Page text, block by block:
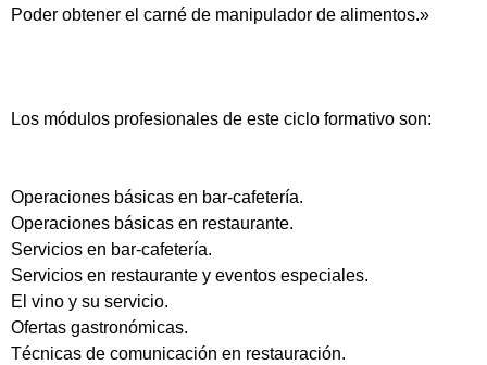
Poder obtener el carné de manipulador de alimentos.»
Los módulos profesionales de este ciclo formativo son:
Operaciones básicas en bar-cafetería.
Operaciones básicas en restaurante.
Servicios en bar-cafetería.
Servicios en restaurante y eventos especiales.
El vino y su servicio.
Ofertas gastronómicas.
Técnicas de comunicación en restauración.